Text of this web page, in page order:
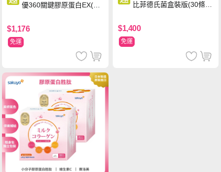
優360關鍵膠原蛋白EX(30
$1,176
免運
比菲德氏菌盒裝版(30條/
$1,400
免運